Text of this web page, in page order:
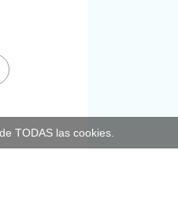
TODAS las cookies.